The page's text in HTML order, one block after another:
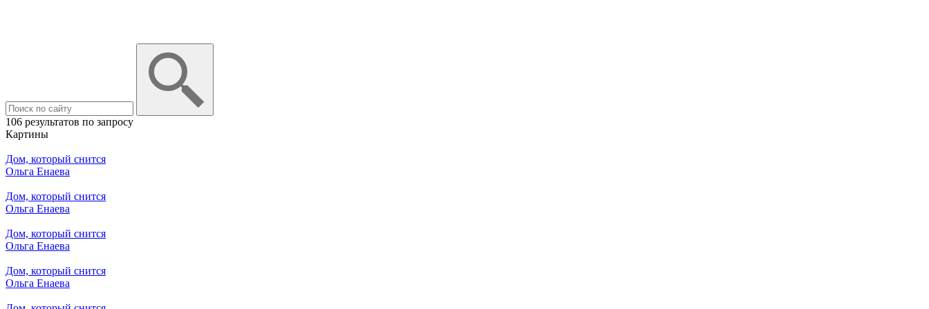
106 результатов по запросу
Картины
Дом, который снится
Ольга Енаева
Дом, который снится
Ольга Енаева
Дом, который снится
Ольга Енаева
Дом, который снится
Ольга Енаева